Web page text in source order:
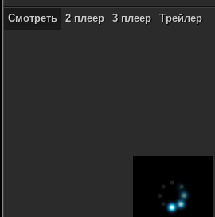
Смотреть 2 плеер 3 плеер Трейлер